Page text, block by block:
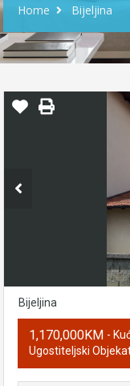
Home Bijeljina
Bijeljina
1,170,000KM -
Ugostiteljski